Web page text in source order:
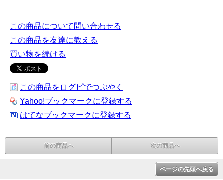
この商品について問い合わせる
この商品を友達に教える
買い物を続ける
この商品をログピでつぶやく
Yahoo!ブックマークに登録する
はてなブックマークに登録する
前の商品へ 次の商品へ
ページの先頭へ戻る